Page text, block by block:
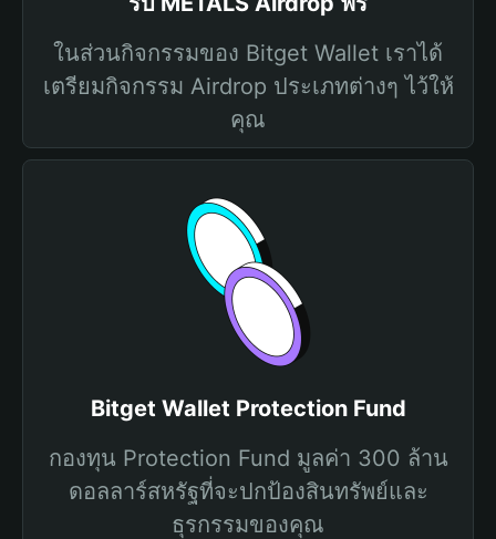
ในส่วนกิจกรรมของ Bitget Wallet เราได้
เตรียมกิจกรรม Airdrop ประเภทต่างๆ ไว้ให้
คุณ
Bitget Wallet Protection Fund
กองทุน Protection Fund มูลค่า 300 ล้าน
ดอลลาร์สหรัฐที่จะปกป้องสินทรัพย์และ
ธุรกรรมของคุณ